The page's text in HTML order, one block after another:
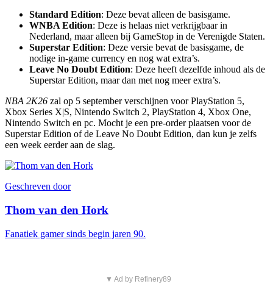
Standard Edition: Deze bevat alleen de basisgame.
WNBA Edition: Deze is helaas niet verkrijgbaar in
Nederland, maar alleen bij GameStop in de Verenigde Staten.
Superstar Edition: Deze versie bevat de basisgame, de
nodige in-game currency en nog wat extra’s.
Leave No Doubt Edition: Deze heeft dezelfde inhoud als de
Superstar Edition, maar dan met nog meer extra’s.
NBA 2K26 zal op 5 september verschijnen voor PlayStation 5,
Xbox Series X|S, Nintendo Switch 2, PlayStation 4, Xbox One,
Nintendo Switch en pc. Mocht je een pre-order plaatsen voor de
Superstar Edition of de Leave No Doubt Edition, dan kun je zelfs
een week eerder aan de slag.
Geschreven door
Thom van den Hork
Fanatiek gamer sinds begin jaren 90.
▼ Ad by Refinery89